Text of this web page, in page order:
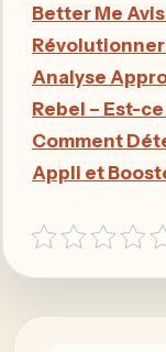
Better Me
Analyse
Rebel – Est-
Comment
Appli et